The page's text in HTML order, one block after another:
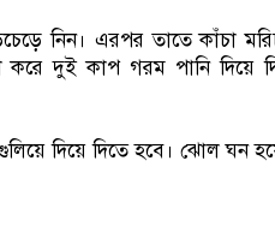
নিন। এরপর তাতে কাঁচা
করে দুই কাপ গরম পানি দিয়ে
দিয়ে দিতে হবে। ঝোল ঘন